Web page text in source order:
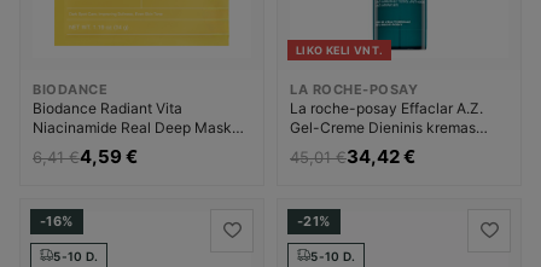
BIODANCE
Biodance Radiant Vita
Niacinamide Real Deep Mask
Veido kaukė Korėjietiška
Hidrogelinė veido kaukė Unisex
6,41 €4,59 €
LIKO KELI VNT.
LA ROCHE-POSAY
La roche-posay Effaclar A.Z.
Gel-Creme Dieninis kremas
Dermatologinis Kremas nuo
pigmentinių dėmių Moterims
45,01 €34,42 €
-16%
5-10 D.
-21%
5-10 D.